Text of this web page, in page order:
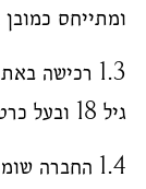
ומתייחס
1.3 רכישה
גיל 18 ובעל כרטיס אשראי תקף.
1.4 החברה